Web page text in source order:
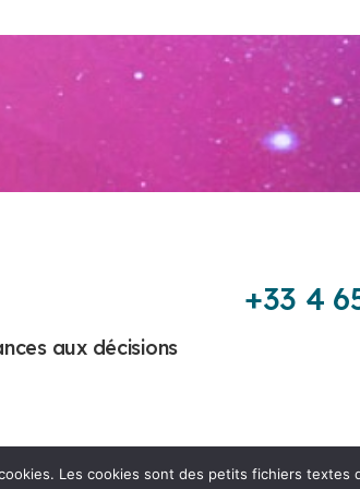
aux décisions
+33 4
Les cookies sont des petits fichiers